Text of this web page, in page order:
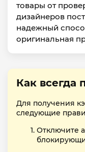
товары от
дизайнеров
надежный
оригинальная
Как всегда
Для получения
следующие
Отключите